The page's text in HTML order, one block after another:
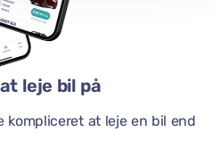
leje bil på
kompliceret at leje en bil end